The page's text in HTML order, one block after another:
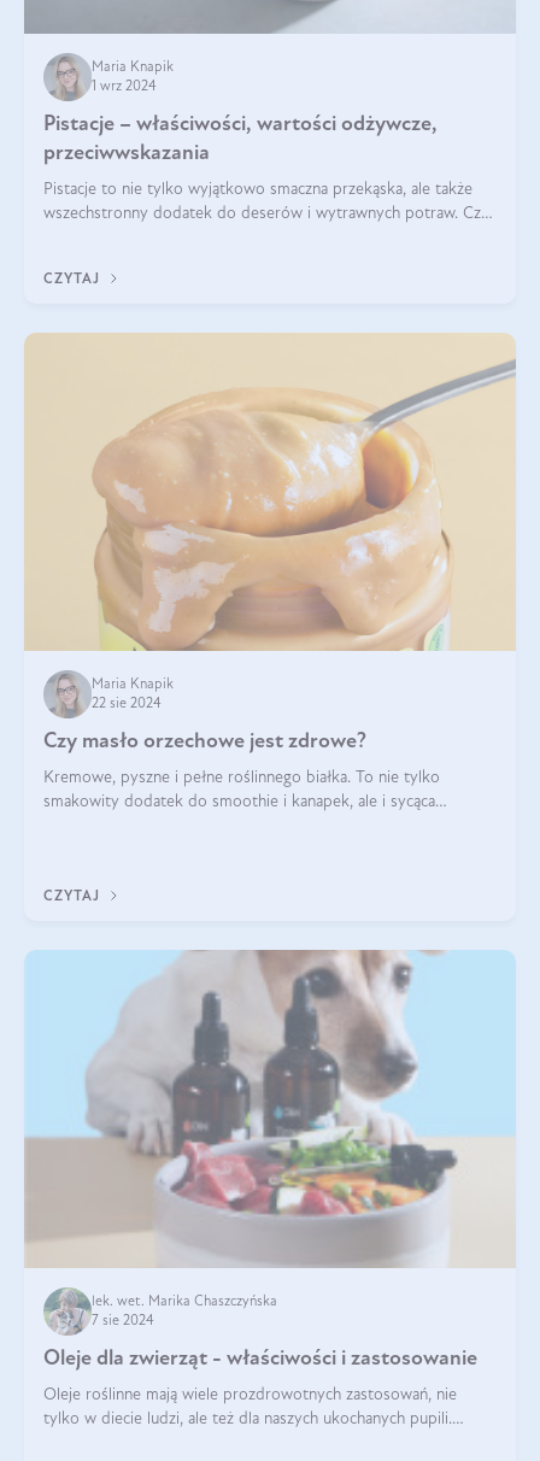
Maria Knapik
1 wrz 2024
Pistacje – właściwości, wartości odżywcze,
przeciwwskazania
Pistacje to nie tylko wyjątkowo smaczna przekąska, ale także
wszechstronny dodatek do deserów i wytrawnych potraw. Czy
CZYTAJ
Maria Knapik
22 sie 2024
Czy masło orzechowe jest zdrowe?
Kremowe, pyszne i pełne roślinnego białka. To nie tylko
smakowity dodatek do smoothie i kanapek, ale i sycąca
CZYTAJ
lek. wet. Marika Chaszczyńska
7 sie 2024
Oleje dla zwierząt - właściwości i zastosowanie
Oleje roślinne mają wiele prozdrowotnych zastosowań, nie
tylko w diecie ludzi, ale też dla naszych ukochanych pupili.